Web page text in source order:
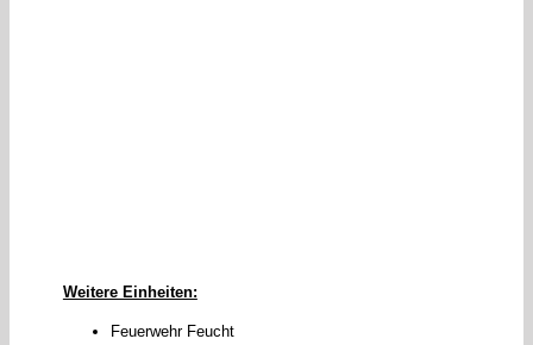
Weitere Einheiten:
Feuerwehr Feucht